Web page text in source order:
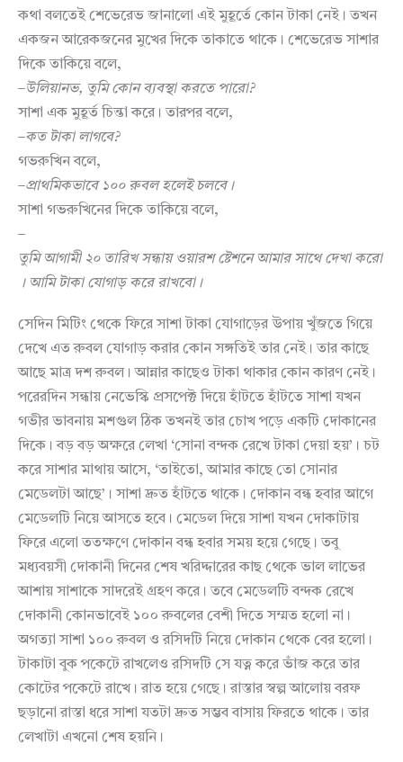
কথা বলতেই শেভেরেভ জানালো এই মুহূর্তে কোন টাকা নেই। তখন
একজন আরেকজনের মুখের দিকে তাকাতে থাকে। শেভেরেভ সাশার
দিকে তাকিয়ে বলে,
–উলিয়ানভ, তুমি কোন ব্যবস্থা করতে পারো?
সাশা এক মুহূর্ত চিন্তা করে। তারপর বলে,
–কত টাকা লাগবে?
গভরুখিন বলে,
–প্রাথমিকভাবে ১০০ রুবল হলেই চলবে।
সাশা গভরুখিনের দিকে তাকিয়ে বলে,
–
তুমি আগামী ২০ তারিখ সন্ধায় ওয়ারশ ষ্টেশনে আমার সাথে দেখা করো
। আমি টাকা যোগাড় করে রাখবো।
সেদিন মিটিং থেকে ফিরে সাশা টাকা যোগাড়ের উপায় খুঁজতে গিয়ে
দেখে এত রুবল যোগাড় করার কোন সঙ্গতিই তার নেই। তার কাছে
আছে মাত্র দশ রুবল। আন্নার কাছেও টাকা থাকার কোন কারণ নেই।
পরেরদিন সন্ধায় নেভেস্কি প্রসপেক্ট দিয়ে হাঁটতে হাঁটতে সাশা যখন
গভীর ভাবনায় মশগুল ঠিক তখনই তার চোখ পড়ে একটি দোকানের
দিকে। বড় বড় অক্ষরে লেখা ‘সোনা বন্দক রেখে টাকা দেয়া হয়’। চট
করে সাশার মাথায় আসে, ‘তাইতো, আমার কাছে তো সোনার
মেডেলটা আছে’। সাশা দ্রুত হাঁটতে থাকে। দোকান বন্ধ হবার আগে
মেডেলটি নিয়ে আসতে হবে। মেডেল দিয়ে সাশা যখন দোকাটায়
ফিরে এলো ততক্ষণে দোকান বন্ধ হবার সময় হয়ে গেছে। তবু
মধ্যবয়সী দোকানী দিনের শেষ খরিদ্দারের কাছ থেকে ভাল লাভের
আশায় সাশাকে সাদরেই গ্রহণ করে। তবে মেডেলটি বন্দক রেখে
দোকানী কোনভাবেই ১০০ রুবলের বেশী দিতে সম্মত হলো না।
অগত্যা সাশা ১০০ রুবল ও রসিদটি নিয়ে দোকান থেকে বের হলো।
টাকাটা বুক পকেটে রাখলেও রসিদটি সে যত্ন করে ভাঁজ করে তার
কোটের পকেটে রাখে। রাত হয়ে গেছে। রাস্তার স্বল্প আলোয় বরফ
ছড়ানো রাস্তা ধরে সাশা যতটা দ্রুত সম্ভব বাসায় ফিরতে থাকে। তার
লেখাটা এখনো শেষ হয়নি।